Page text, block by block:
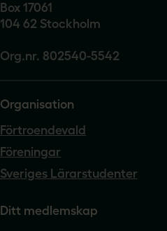
Box 17061
104 62 Stockholm
Org.nr. 802540-5542
Organisation
Förtroendevald
Föreningar
Sveriges Lärarstudenter
Ditt medlemskap